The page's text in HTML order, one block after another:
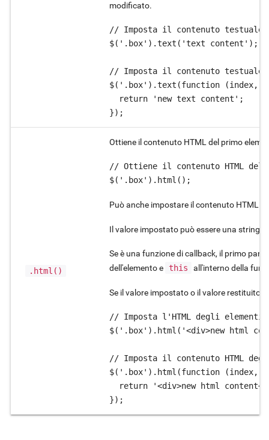
modificato.
// Imposta il contenuto testuale
$('.box').text('text content');
// Imposta il contenuto
$('.box').text(function (index,
  return 'new text content';
});
.html()
Ottiene il contenuto HTML del primo
// Ottiene il contenuto HTML del
$('.box').html();
Può anche impostare il contenuto HTML
Il valore impostato può essere una stringa
Se è una funzione di callback, il primo
dell'elemento e this all'interno della
Se il valore impostato o il valore restituito
// Imposta l'HTML degli elementi
$('.box').html('<div>new html
// Imposta il contenuto HTML
$('.box').html(function (index,
return '<div>new html
});